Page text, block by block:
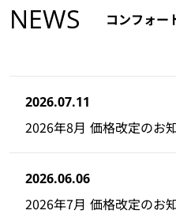
NEWS コンフォー
2026.07.11
2026年8月 価格改定のお
2026.06.06
2026年7月 価格改定のお